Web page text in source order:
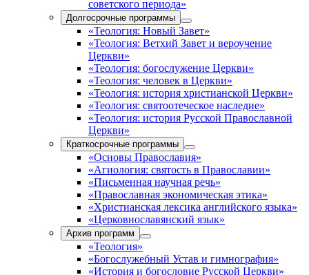
советского периода»
Долгосрочные программы
«Теология: Новый Завет»
«Теология: Ветхий Завет и вероучение
Церкви»
«Теология: богослужение Церкви»
«Теология: человек в Церкви»
«Теология: история христианской Церкви»
«Теология: святоотеческое наследие»
«Теология: история Русской Православной
Церкви»
Краткосрочные программы
«Основы Православия»
«Агиология: святость в Православии»
«Письменная научная речь»
«Православная экономическая этика»
«Христианская лексика английского языка»
«Церковнославянский язык»
Архив программ
«Теология»
«Богослужебный Устав и гимнография»
«История и богословие Русской Церкви»